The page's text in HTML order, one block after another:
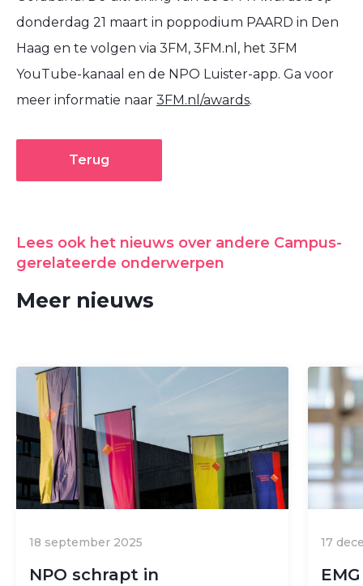
donderdag 21 maart in poppodium PAARD in Den
Haag en te volgen via 3FM, 3FM.nl, het 3FM
YouTube-kanaal en de NPO Luister-app. Ga voor
meer informatie naar 3FM.nl/awards.
Terug
Lees ook het nieuws over andere Campus-
gerelateerde onderwerpen
Meer nieuws
18 september 2025
NPO schrapt in
17